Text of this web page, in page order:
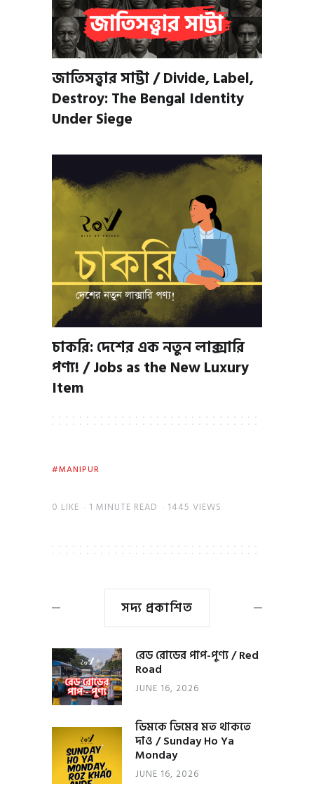
জাতিসত্ত্বার সাট্টা / Divide, Label,
Destroy: The Bengal Identity
Under Siege
চাকরি: দেশের এক নতুন লাক্সারি
পণ্য! / Jobs as the New Luxury
Item
MANIPUR
0 LIKE 1 MINUTE READ 1445 VIEWS
সদ্য প্রকাশিত
রেড রোডের পাপ-পুণ্য / Red
Road
JUNE 16, 2026
ডিমকে ডিমের মত থাকতে
দাও / Sunday Ho Ya
Monday
JUNE 16, 2026